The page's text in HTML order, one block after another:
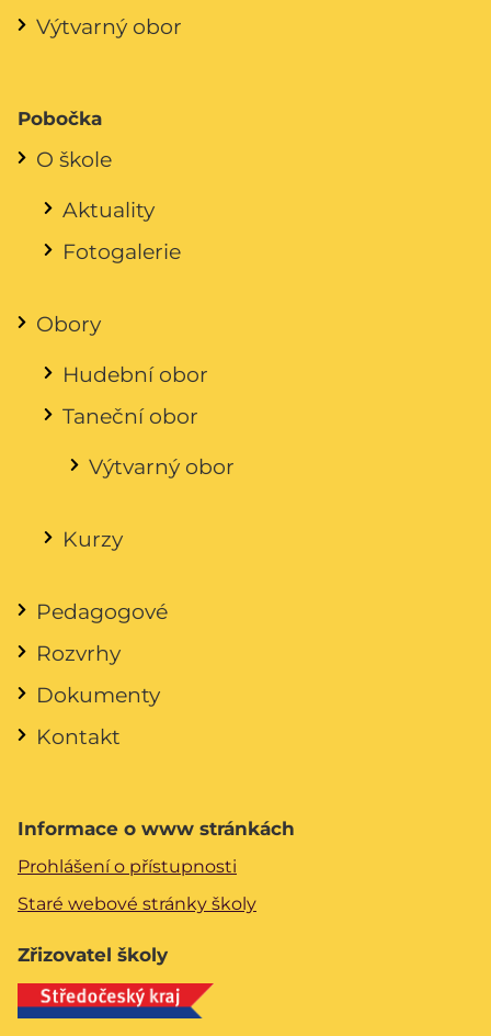
Výtvarný obor
Pobočka
O škole
Aktuality
Fotogalerie
Obory
Hudební obor
Taneční obor
Výtvarný obor
Kurzy
Pedagogové
Rozvrhy
Dokumenty
Kontakt
Informace o www stránkách
Prohlášení o přístupnosti
Staré webové stránky školy
Zřizovatel školy